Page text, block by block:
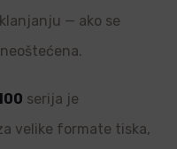
— ako se
serija je
velike formate tiska,